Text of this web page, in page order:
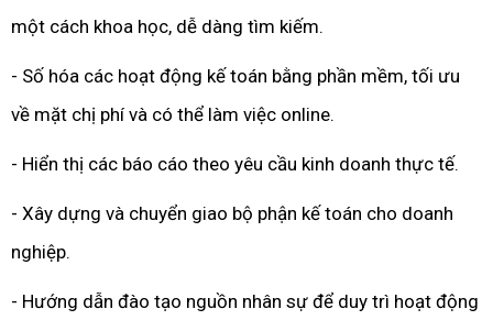
một cách khoa học, dễ dàng tìm kiếm.
- Số hóa các hoạt động kế toán bằng phần mềm, tối ưu
về mặt chị phí và có thể làm việc online.
- Hiển thị các báo cáo theo yêu cầu kinh doanh thực tế.
- Xây dựng và chuyển giao bộ phận kế toán cho doanh
nghiệp.
- Hướng dẫn đào tạo nguồn nhân sự để duy trì hoạt động